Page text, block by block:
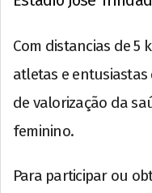
Com distancias de 5
atletas e
de valorização da
feminino.
Para participar ou